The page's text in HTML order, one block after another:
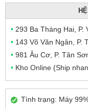
• 293 Ba Tháng Hai, P.
• 143 Võ Văn Ngân, P.
• 981 Âu Cơ, P. Tân
• Kho Online (Ship
Tình trạng: Máy